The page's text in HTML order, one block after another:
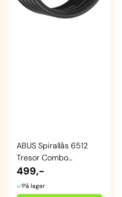
ABUS Spirallås 6512
Tresor Combo
m/holder
499,-
På lager